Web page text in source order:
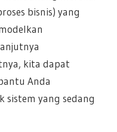
bisnis) yang
kita dapat
Anda
sistem yang sedang